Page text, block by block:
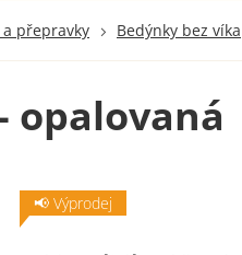
a přepravky Bedýnky bez víka
opalovaná
📢 Výprodej